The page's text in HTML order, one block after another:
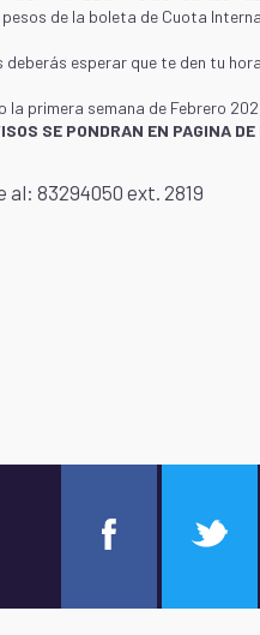
pesos de la boleta de Cuota
deberás esperar que te den tu
la primera semana de Febrero
SE PONDRAN EN PAGINA
al: 83294050 ext. 2819